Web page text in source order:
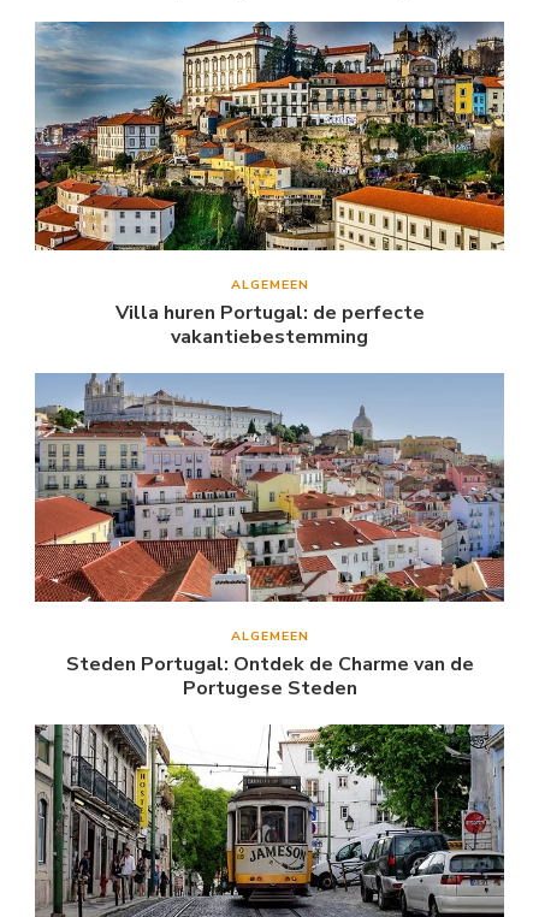
ALGEMEEN
Villa huren Portugal: de perfecte
vakantiebestemming
ALGEMEEN
Steden Portugal: Ontdek de Charme van de
Portugese Steden